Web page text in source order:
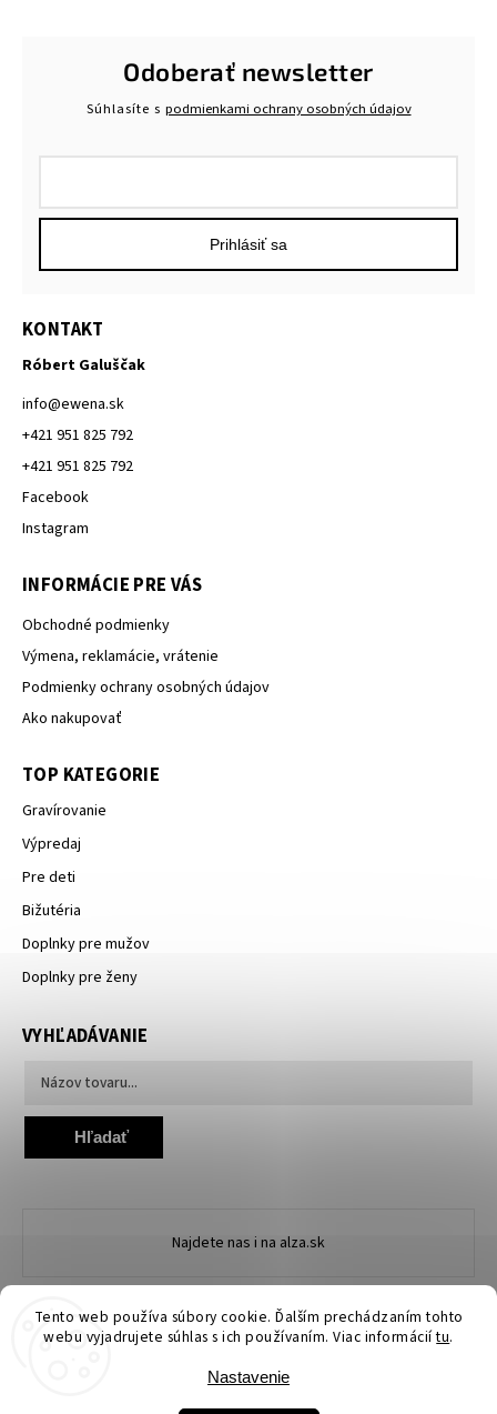
Tento web používa súbory cookie. Ďalším prechádzaním tohto
webu vyjadrujete súhlas s ich používaním. Viac informáciítu.
Nastavenie
Odoberať newsletter
Súhlasíte s podmienkami ochrany osobných údajov
Prihlásiť sa
KONTAKT
Róbert Galuščak
info@ewena.sk
+421 951 825 792
+421 951 825 792
Facebook
Instagram
INFORMÁCIE PRE VÁS
Obchodné podmienky
Výmena, reklamácie, vrátenie
Podmienky ochrany osobných údajov
Ako nakupovať
TOP KATEGORIE
Gravírovanie
Výpredaj
Pre deti
Bižutéria
Doplnky pre mužov
Doplnky pre ženy
VYHĽADÁVANIE
Hľadať
Najdete nas i na alza.sk